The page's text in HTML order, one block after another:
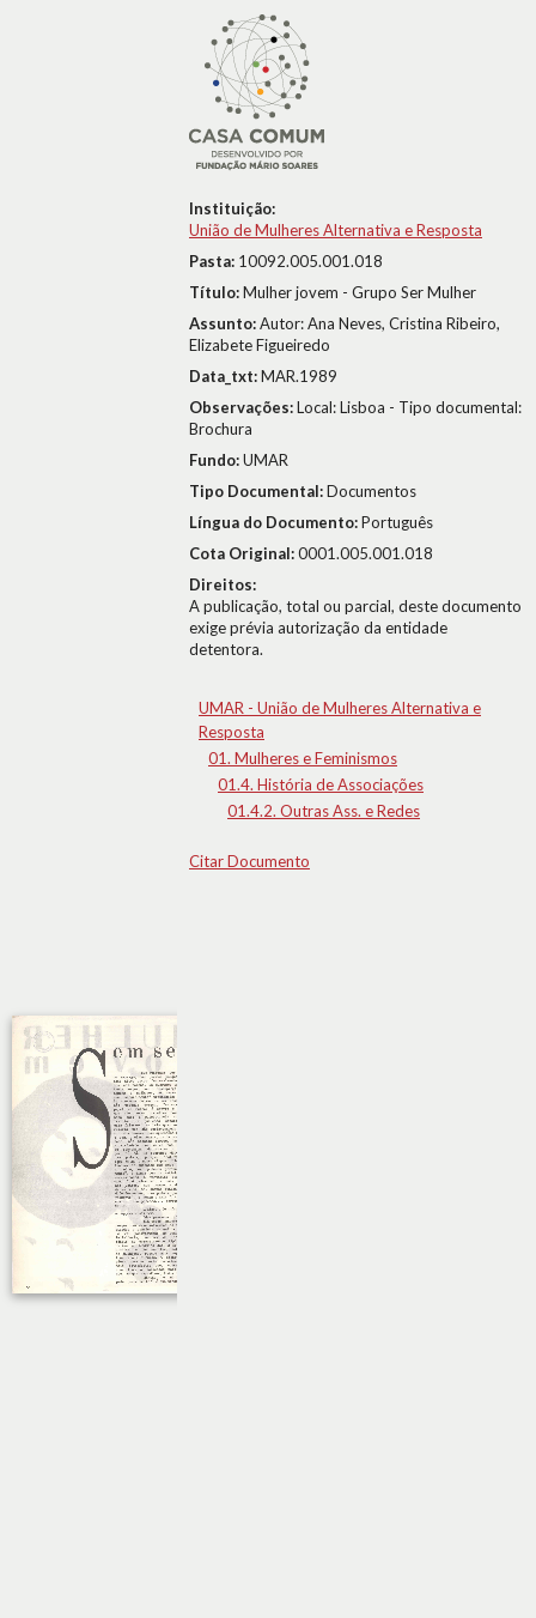
Instituição:
União de Mulheres Alternativa e Resposta
Pasta: 10092.005.001.018
Título:Mulher jovem - Grupo Ser Mulher
Assunto:Autor: Ana Neves, Cristina Ribeiro,
Elizabete Figueiredo
Data_txt:MAR.1989
Observações:Local: Lisboa - Tipo documental:
Brochura
Fundo:UMAR
Tipo Documental:Documentos
Língua do Documento:Português
Cota Original:0001.005.001.018
Direitos:
A publicação, total ou parcial, deste documento
exige prévia autorização da entidade
detentora.
UMAR - União de Mulheres Alternativa e
Resposta
01. Mulheres e Feminismos
01.4. História de Associações
01.4.2. Outras Ass. e Redes
Citar Documento